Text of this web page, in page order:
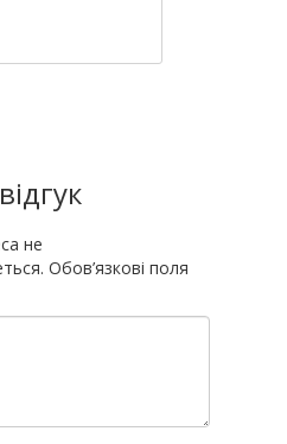
не
Обов’язкові поля